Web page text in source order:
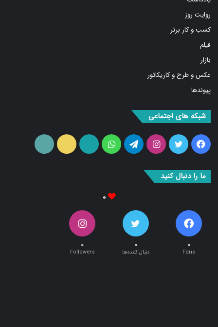
روایت روز
کسب و کار برتر
فیلم
بازار
عکس و طرح و کاریکاتور
پیوندها
فیس
بوک
توییتراینستاگرامتلگرامواتس
آپ
آپارات ایتا
۰ ۰ ۰